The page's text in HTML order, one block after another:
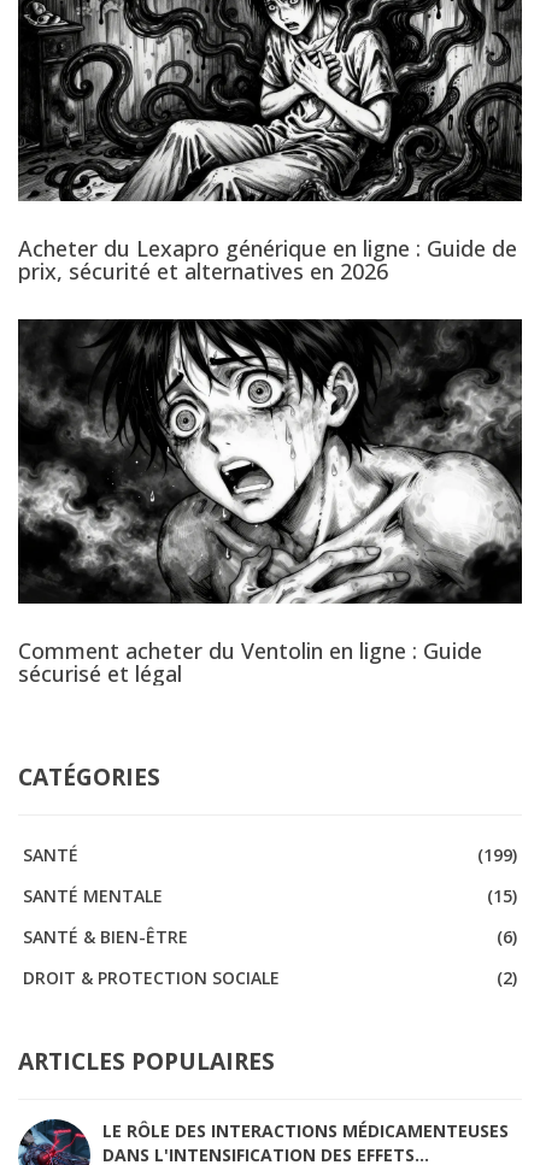
Acheter du Lexapro générique en ligne : Guide de
prix, sécurité et alternatives en 2026
Comment acheter du Ventolin en ligne : Guide
sécurisé et légal
CATÉGORIES
SANTÉ
(199)
SANTÉ MENTALE
(15)
SANTÉ & BIEN-ÊTRE
(6)
DROIT & PROTECTION SOCIALE
(2)
ARTICLES POPULAIRES
LE RÔLE DES INTERACTIONS MÉDICAMENTEUSES
DANS L'INTENSIFICATION DES EFFETS